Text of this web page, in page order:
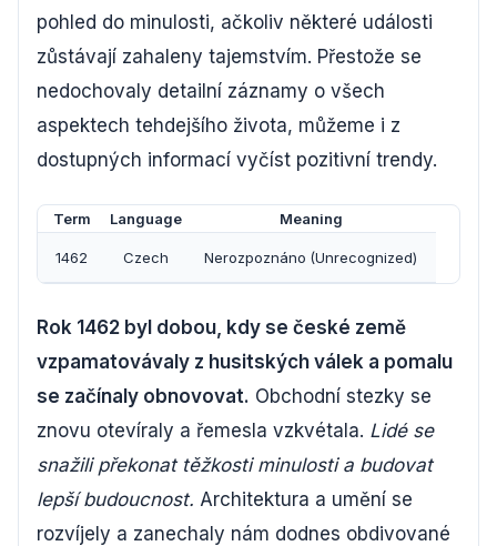
pohled do minulosti, ačkoliv některé události
zůstávají zahaleny tajemstvím. Přestože se
nedochovaly detailní záznamy o všech
aspektech tehdejšího života, můžeme i z
dostupných informací vyčíst pozitivní trendy.
Term Language Meaning
1462 Czech Nerozpoznáno (Unrecognized)
Rok 1462 byl dobou, kdy se české země
vzpamatovávaly z husitských válek a pomalu
se začínaly obnovovat. Obchodní stezky se
znovu otevíraly a řemesla vzkvétala. Lidé se
snažili překonat těžkosti minulosti a budovat
lepší budoucnost. Architektura a umění se
rozvíjely a zanechaly nám dodnes obdivované